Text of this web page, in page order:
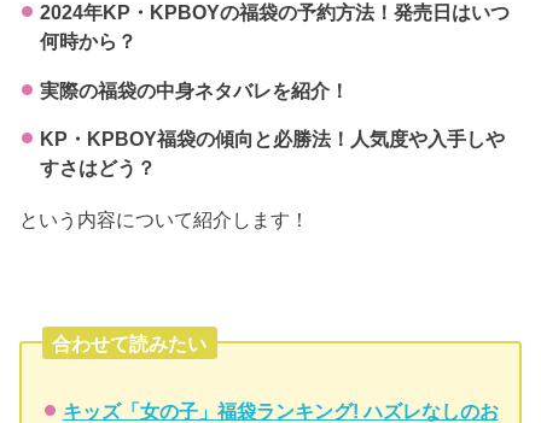
2024年KP・KPBOYの福袋の予約方法！発売日はいつ
何時から？
実際の福袋の中身ネタバレを紹介！
KP・KPBOY福袋の傾向と必勝法！人気度や入手しや
すさはどう？
という内容について紹介します！
合わせて読みたい
キッズ「女の子」福袋ランキング! ハズレなしのお